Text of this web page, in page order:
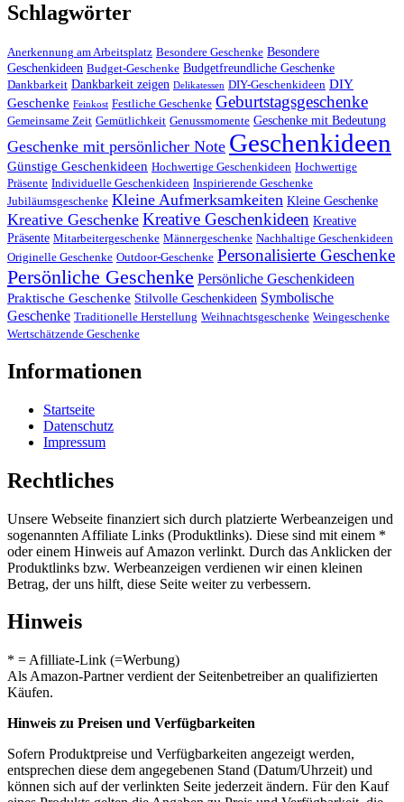
Schlagwörter
Anerkennung am Arbeitsplatz Besondere Geschenke Besondere
Geschenkideen Budget-Geschenke Budgetfreundliche Geschenke
Dankbarkeit Dankbarkeit zeigen Delikatessen DIY-Geschenkideen DIY
Geschenke Feinkost Festliche Geschenke Geburtstagsgeschenke
Gemeinsame Zeit Gemütlichkeit Genussmomente Geschenke mit Bedeutung
Geschenke mit persönlicher Note Geschenkideen
Günstige Geschenkideen Hochwertige Geschenkideen Hochwertige
Präsente Individuelle Geschenkideen Inspirierende Geschenke
Jubiläumsgeschenke Kleine Aufmerksamkeiten Kleine Geschenke
Kreative Geschenke Kreative Geschenkideen Kreative
Präsente Mitarbeitergeschenke Männergeschenke Nachhaltige Geschenkideen
Originelle Geschenke Outdoor-Geschenke Personalisierte Geschenke
Persönliche Geschenke Persönliche Geschenkideen
Praktische Geschenke Stilvolle Geschenkideen Symbolische
Geschenke Traditionelle Herstellung Weihnachtsgeschenke Weingeschenke
Wertschätzende Geschenke
Informationen
Startseite
Datenschutz
Impressum
Rechtliches
Unsere Webseite finanziert sich durch platzierte Werbeanzeigen und
sogenannten Affiliate Links (Produktlinks). Diese sind mit einem *
oder einem Hinweis auf Amazon verlinkt. Durch das Anklicken der
Produktlinks bzw. Werbeanzeigen verdienen wir einen kleinen
Betrag, der uns hilft, diese Seite weiter zu verbessern.
Hinweis
* = Afilliate-Link (=Werbung)
Als Amazon-Partner verdient der Seitenbetreiber an qualifizierten
Käufen.
Hinweis zu Preisen und Verfügbarkeiten
Sofern Produktpreise und Verfügbarkeiten angezeigt werden,
entsprechen diese dem angegebenen Stand (Datum/Uhrzeit) und
können sich auf der verlinkten Seite jederzeit ändern. Für den Kauf